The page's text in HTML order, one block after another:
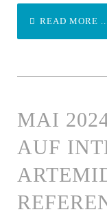
READ MORE
MAI
AUF